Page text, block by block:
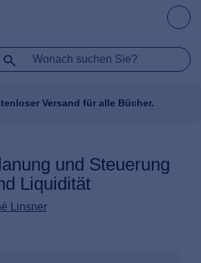
Versand für alle Bücher.
und Steuerung
Liquidität
Linsner